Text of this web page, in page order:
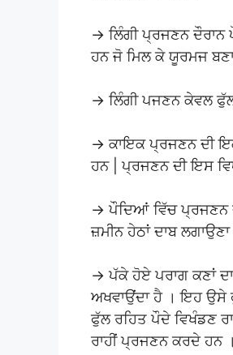
→ ਲਿੰਗੀ ਪ੍ਰਜਣਨ
ਹਨ ਜੋ ਮਿਲ ਕੇ ਯੂਰਮਜ
→ ਲਿੰਗੀ ਪਜਣਨ ਕੇਵਲ
→ ਕਾਇਕ ਪ੍ਰਜਣਨ ਦੀ
ਹਨ | ਪ੍ਰਜਣਨ ਦੀ ਇਸ
→ ਪੌਦਿਆਂ ਵਿੱਚ ਪ੍ਰਜਣਨ
ਜ਼ਮੀਨ ਹੇਠਾਂ ਦਾਬ ਲਗਾਉਣਾ
→ ਪੱਕੇ ਹੋਏ ਪਰਾਗ ਕਣਾਂ
ਅਖਵਾਉਂਦਾ ਹੈ । ਇਹ ਉਸੇ
ਫੁੱਲ ਰਹਿਤ ਪੌਦੇ ਵਿਖੰਡਣ
ਰਾਹੀਂ ਪ੍ਰਜਣਨ ਕਰਦੇ ਹਨ ।